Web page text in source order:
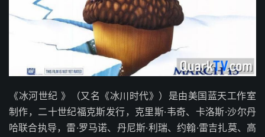
《冰河世纪 》（又名《冰川时代》）是由美国蓝天工作室
制作，二十世纪福克斯发行，克里斯·韦奇、卡洛斯·沙尔丹
哈联合执导，雷·罗马诺、丹尼斯·利瑞、约翰·雷吉扎莫、高